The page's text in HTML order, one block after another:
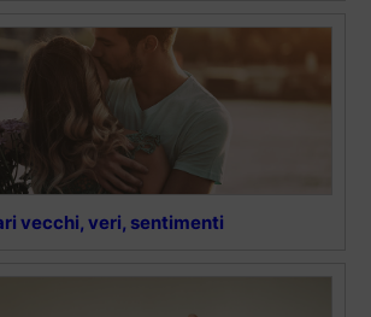
vecchi, veri, sentimenti